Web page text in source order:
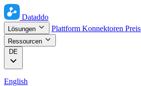
Dataddo
Lösungen Plattform Konnektoren
Ressourcen
DE
English